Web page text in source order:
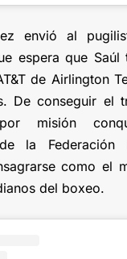
envió al
espera que Saúl
de Airlington
De conseguir el
misión
la Federación
como el
del boxeo.